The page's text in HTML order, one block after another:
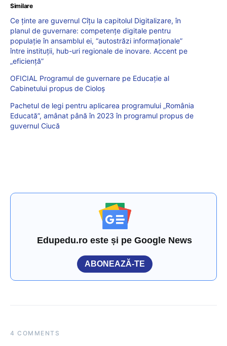
Similare
Ce ținte are guvernul Cîțu la capitolul Digitalizare, în
planul de guvernare: competențe digitale pentru
populație în ansamblul ei, “autostrăzi informaționale”
între instituții, hub-uri regionale de inovare. Accent pe
„eficiență”
OFICIAL Programul de guvernare pe Educație al
Cabinetului propus de Cioloș
Pachetul de legi pentru aplicarea programului „România
Educată”, amânat până în 2023 în programul propus de
guvernul Ciucă
Edupedu.ro este și pe Google News
ABONEAZĂ-TE
4 COMMENTS